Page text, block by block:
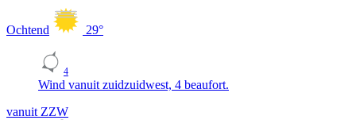
Ochtend 29°
4
Wind vanuit zuidzuidwest, 4 beaufort.
vanuit ZZW